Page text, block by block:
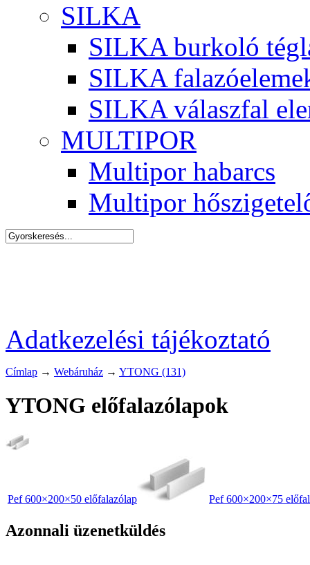
SILKA
SILKA burkoló
SILKA
SILKA válaszfal
MULTIPOR
Multipor habarcs
Multipor
Adatkezelési tájékoztató
Címlap → Webáruház → YTONG (131)
YTONG előfalazólapok
Pef 600×200×50 előfalazólap Pef 600×200×75
Azonnali üzenetküldés